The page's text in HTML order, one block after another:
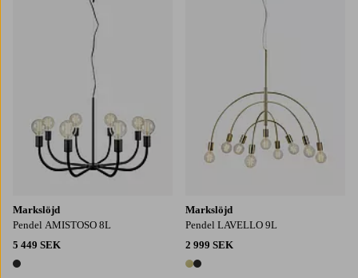
Markslöjd
Pendel AMISTOSO 8L
5 449 SEK
1 färg
Markslöjd
Pendel LAVELLO 9L
2 999 SEK
2 färger